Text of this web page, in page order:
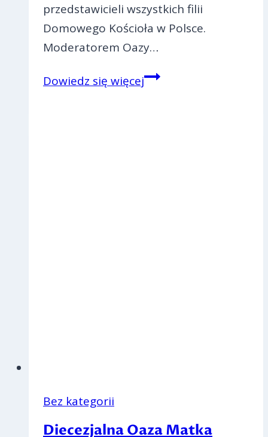
przedstawicieli wszystkich filii
Domowego Kościoła w Polsce.
Moderatorem Oazy…
Dowiedz się więcejORAR
Bez kategorii
Diecezjalna Oaza Matka